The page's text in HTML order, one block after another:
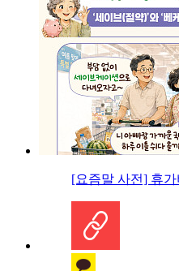
[요즘말 사전] 휴가